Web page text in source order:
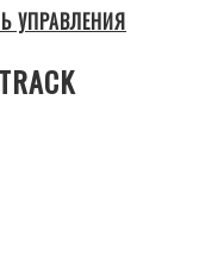
УПРАВЛЕНИЯ